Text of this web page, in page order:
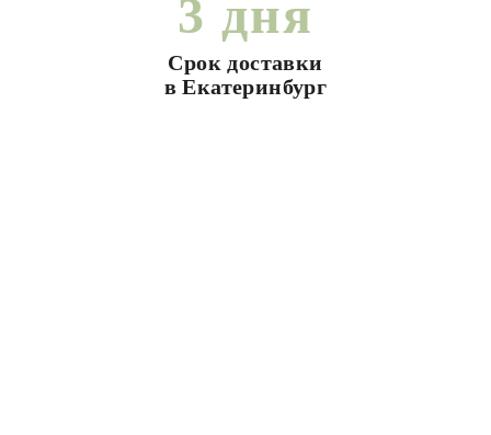
3 дня
Срок доставки
в Екатеринбург